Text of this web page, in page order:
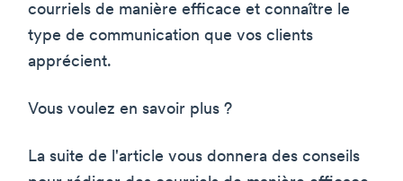
courriels de manière efficace et connaître le
type de communication que vos clients
apprécient.
Vous voulez en savoir plus ?
La suite de l'article vous donnera des conseils